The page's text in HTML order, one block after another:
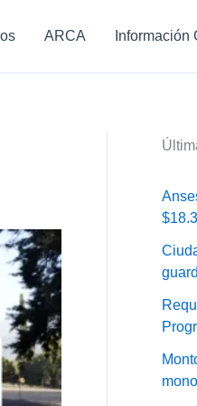
ARCA Información